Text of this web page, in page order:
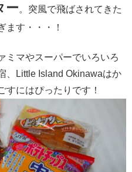
ー。突風で飛ばされてきた
ます・・・！
ミマやスーパーでいろいろ
、Little Island Okinawaはか
すにはぴったりです！